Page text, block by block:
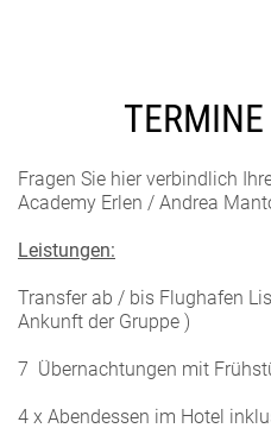
Fragen Sie hier verbindlich
Academy Erlen / Andrea
Leistungen:
Transfer ab / bis Flughafen
Ankunft der Gruppe )
7 Übernachtungen mit
4 x Abendessen im Hotel